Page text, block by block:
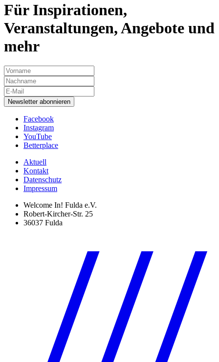
Für Inspirationen,
Veranstaltungen, Angebote und
mehr
Newsletter abonnieren
Facebook
Instagram
YouTube
Betterplace
Aktuell
Kontakt
Datenschutz
Impressum
Welcome In! Fulda e.V.
Robert-Kircher-Str. 25
36037 Fulda